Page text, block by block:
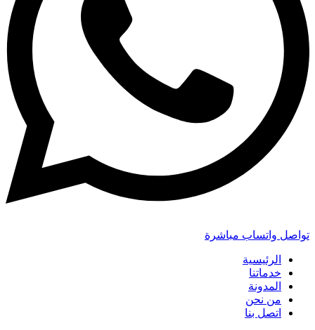
تواصل واتساب مباشرة
الرئيسية
خدماتنا
المدونة
من نحن
اتصل بنا